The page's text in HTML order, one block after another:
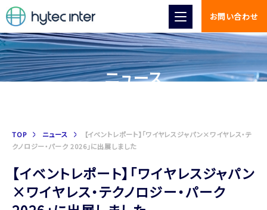
お問い合わせ
ニュース
TOP ニュース
【イベントレポート】「ワイヤレスジャパン×ワイヤレス・テ
クノロジー・パーク 2026」に出展しました
【イベントレポート】「ワイヤレスジャパン
×ワイヤレス・テクノロジー・パーク